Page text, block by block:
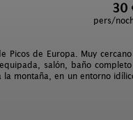
30
pers/
Picos de Europa. Muy cercano
salón, baño
montaña, en un entorno